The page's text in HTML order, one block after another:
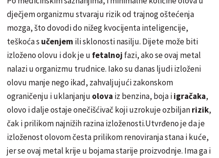
dječjem organizmu stvaraju rizik od trajnog oštećenja
mozga, što dovodi do nižeg kvocijenta inteligencije,
teškoća s učenjem ili sklonosti nasilju. Dijete može biti
izloženo olovu i dok je u fetalnoj fazi, ako se ovaj metal
nalazi u organizmu trudnice. Iako su danas ljudi izloženi
olovu manje nego ikad, zahvaljujući zakonskom
ograničenju i uklanjanju olova iz benzina, boja iigračaka,
olovo i dalje ostaje onečišćivač koji uzrokuje ozbiljanrizik,
čak i prilikom najnižih razina izloženosti.Utvrđeno je da je
izloženost olovom česta prilikom renoviranja stana i kuće,
jer se ovaj metal krije u bojama starije proizvodnje. Ima ga i